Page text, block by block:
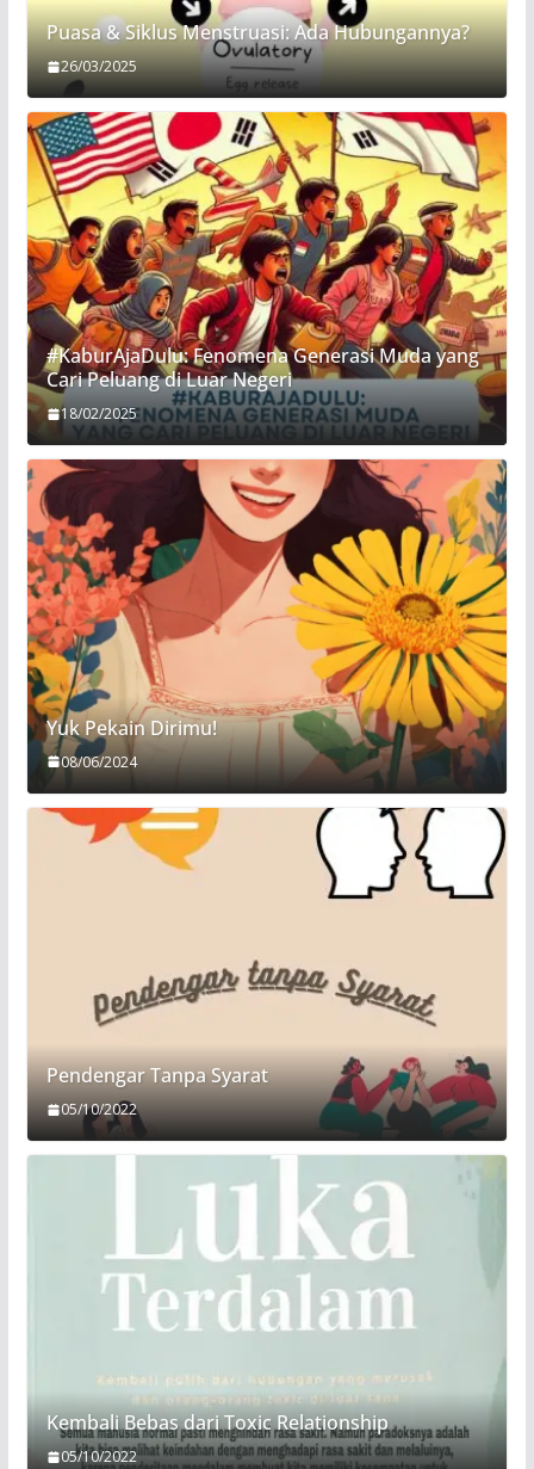
Puasa & Siklus Menstruasi: Ada Hubungannya?
26/03/2025
#KaburAjaDulu: Fenomena Generasi Muda yang
Cari Peluang di Luar Negeri
18/02/2025
Yuk Pekain Dirimu!
08/06/2024
Pendengar Tanpa Syarat
05/10/2022
Kembali Bebas dari Toxic Relationship
05/10/2022